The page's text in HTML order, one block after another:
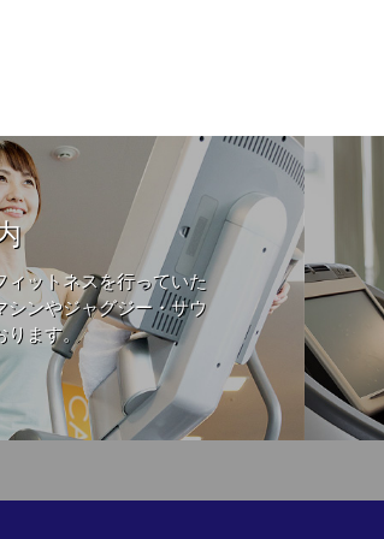
ィットネスを行っていた
シンやジャグジー・サウ
ります。